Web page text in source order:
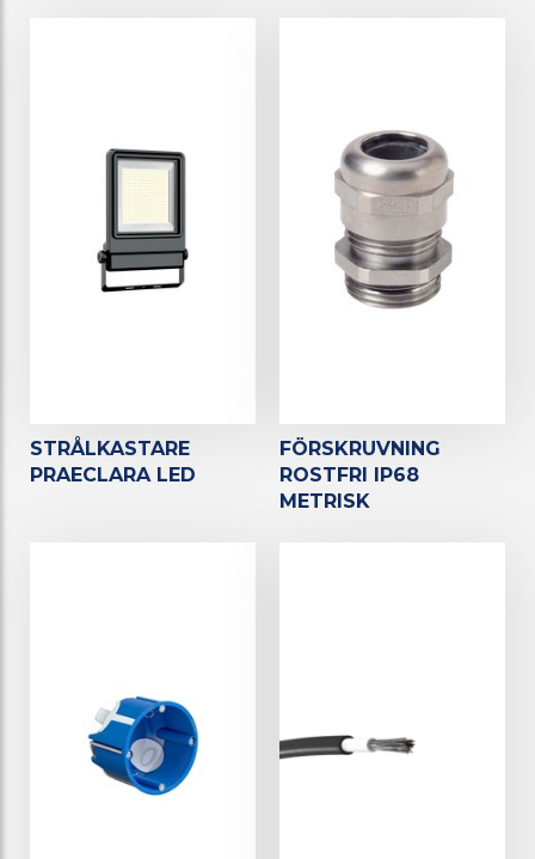
STRÅLKASTARE
PRAECLARA LED
FÖRSKRUVNING
ROSTFRI IP68
METRISK